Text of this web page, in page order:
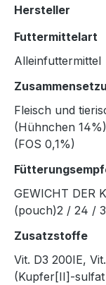
Hersteller
Futtermittelart
Alleinfuttermittel
Fleisch und
(Hühnchen
(FOS 0,1%)
GEWICHT DER
(pouch)2 / 24 /
Zusatzstoffe
Vit. D3 200IE,
(Kupfer[II]-